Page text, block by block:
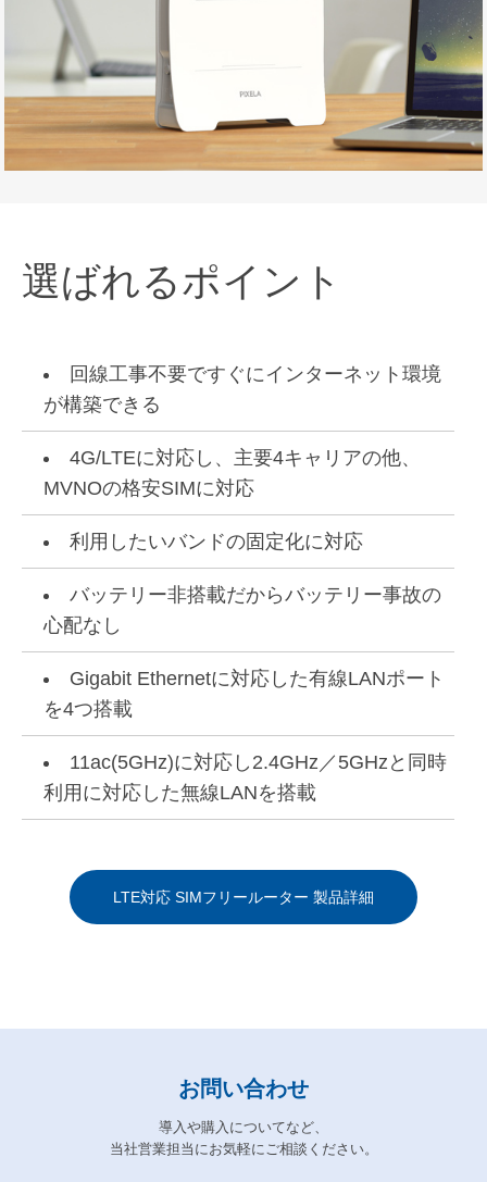
選ばれるポイント
回線工事不要ですぐにインターネット環境
が構築できる
4G/LTEに対応し、主要4キャリアの他、
MVNOの格安SIMに対応
利用したいバンドの固定化に対応
バッテリー非搭載だからバッテリー事故の
心配なし
Gigabit Ethernetに対応した有線LANポート
を4つ搭載
11ac(5GHz)に対応し2.4GHz／5GHzと同時
利用に対応した無線LANを搭載
LTE対応 SIMフリールーター 製品詳細
お問い合わせ
導入や購入についてなど、
当社営業担当にお気軽にご相談ください。